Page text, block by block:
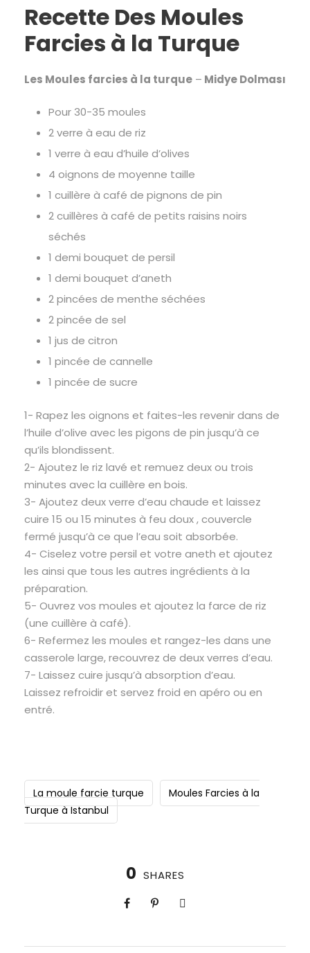
Recette Des Moules
Farcies à la Turque
Les Moules farcies à la turque – Midye Dolması
Pour 30-35 moules
2 verre à eau de riz
1 verre à eau d’huile d’olives
4 oignons de moyenne taille
1 cuillère à café de pignons de pin
2 cuillères à café de petits raisins noirs
séchés
1 demi bouquet de persil
1 demi bouquet d’aneth
2 pincées de menthe séchées
2 pincée de sel
1 jus de citron
1 pincée de cannelle
1 pincée de sucre
1- Rapez les oignons et faites-les revenir dans de
l’huile d’olive avec les pigons de pin jusqu’à ce
qu’ils blondissent.
2- Ajoutez le riz lavé et remuez deux ou trois
minutes avec la cuillère en bois.
3- Ajoutez deux verre d’eau chaude et laissez
cuire 15 ou 15 minutes à feu doux , couvercle
fermé jusqu’à ce que l’eau soit absorbée.
4- Ciselez votre persil et votre aneth et ajoutez
les ainsi que tous les autres ingrédients à la
préparation.
5- Ouvrez vos moules et ajoutez la farce de riz
(une cuillère à café).
6- Refermez les moules et rangez-les dans une
casserole large, recouvrez de deux verres d’eau.
7- Laissez cuire jusqu’à absorption d’eau.
Laissez refroidir et servez froid en apéro ou en
entré.
La moule farcie turque
Moules Farcies à la
Turque à Istanbul
0 SHARES